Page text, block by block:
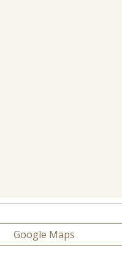
Google Maps